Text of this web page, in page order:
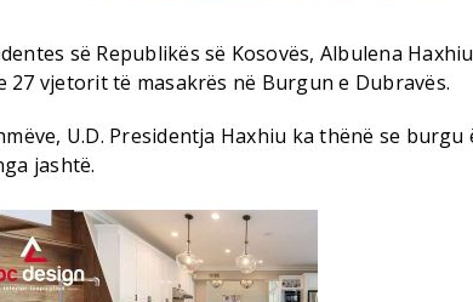
së Republikës së Kosovës, Albulena
27 vjetorit të masakrës në Burgun e Dubravës.
U.D. Presidentja Haxhiu ka thënë se burgu
jashtë.